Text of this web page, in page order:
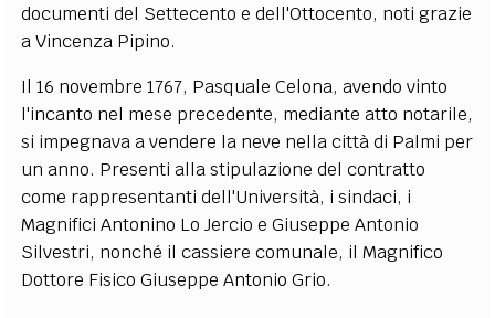
documenti del Settecento e dell'Ottocento, noti grazie
a Vincenza Pipino.
Il 16 novembre 1767, Pasquale Celona, avendo vinto
l'incanto nel mese precedente, mediante atto notarile,
si impegnava a vendere la neve nella città di Palmi per
un anno. Presenti alla stipulazione del contratto
come rappresentanti dell'Università, i sindaci, i
Magnifici Antonino Lo Jercio e Giuseppe Antonio
Silvestri, nonché il cassiere comunale, il Magnifico
Dottore Fisico Giuseppe Antonio Grio.